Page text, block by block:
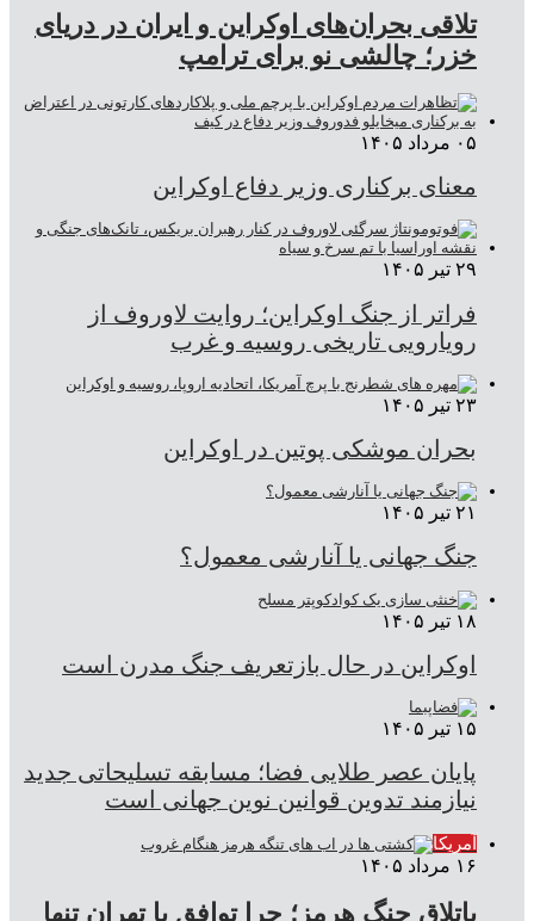
تلاقی بحران‌های اوکراین و ایران در دریای
خزر؛ چالشی نو برای ترامپ
۰۵ مرداد ۱۴۰۵
معنای برکناری وزیر دفاع اوکراین
۲۹ تیر ۱۴۰۵
فراتر از جنگ اوکراین؛ روایت لاوروف از
رویارویی تاریخی روسیه و غرب
۲۳ تیر ۱۴۰۵
بحران موشکی پوتین در اوکراین
۲۱ تیر ۱۴۰۵
جنگ جهانی یا آنارشی معمول؟
۱۸ تیر ۱۴۰۵
اوکراین در حال بازتعریف جنگ مدرن است
۱۵ تیر ۱۴۰۵
پایان عصر طلایی فضا؛ مسابقه تسلیحاتی جدید
نیازمند تدوین قوانین نوین جهانی است
آمریکا
۱۶ مرداد ۱۴۰۵
باتلاق جنگ هرمز؛ چرا توافق با تهران تنها